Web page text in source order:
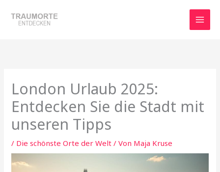
Inhalt
London Urlaub 2025:
Entdecken Sie die Stadt mit
unseren Tipps
/ Die schönste Orte der Welt / Von Maja Kruse